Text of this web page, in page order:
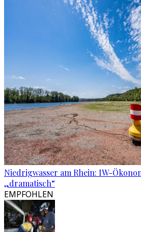
Niedrigwasser am Rhein: IW-
„dramatisch“
EMPFOHLEN